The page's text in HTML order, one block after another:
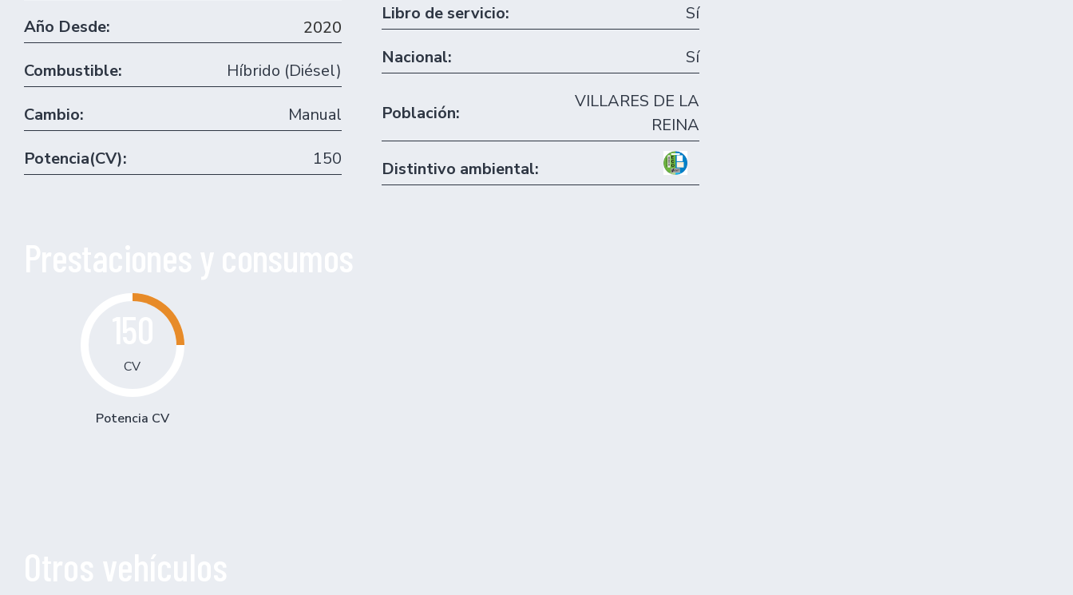
Año Desde: 2020
Combustible: Híbrido (Diésel)
Cambio: Manual
Potencia(CV): 150
Libro de servicio: Sí
Nacional: Sí
Población:
VILLARES DE LA
REINA
Distintivo ambiental:
CV
Potencia CV